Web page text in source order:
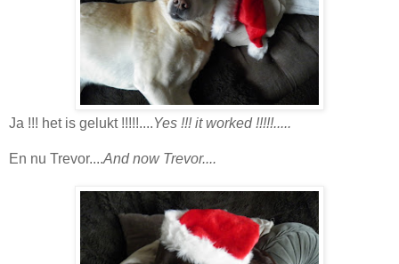
Ja !!! het is gelukt !!!!!....Yes !!! it worked !!!!!.....
En nu Trevor....And now Trevor....